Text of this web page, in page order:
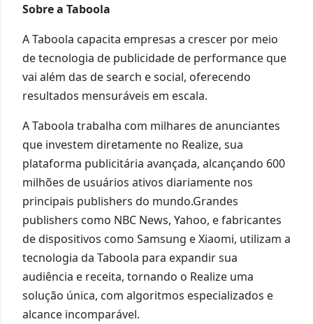
Sobre a Taboola
A Taboola capacita empresas a crescer por meio
de tecnologia de publicidade de performance que
vai além das de search e social, oferecendo
resultados mensuráveis em escala.
A Taboola trabalha com milhares de anunciantes
que investem diretamente no Realize, sua
plataforma publicitária avançada, alcançando 600
milhões de usuários ativos diariamente nos
principais publishers do mundo.Grandes
publishers como NBC News, Yahoo, e fabricantes
de dispositivos como Samsung e Xiaomi, utilizam a
tecnologia da Taboola para expandir sua
audiência e receita, tornando o Realize uma
solução única, com algoritmos especializados e
alcance incomparável.